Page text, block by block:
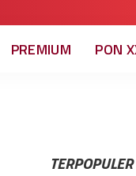
PREMIUM PON
TERPOPULER